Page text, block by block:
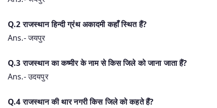
Q.2 राजस्थान हिन्दी ग्रंथ अकादमी कहाँ स्थित हैं?
Ans.- जयपुर
Q.3 राजस्थान का कष्मीर के नाम से किस जिले को जाना जाता हैं?
Ans.- उदयपुर
Q.4 राजस्थान की थार नगरी किस जिले को कहते हैं?